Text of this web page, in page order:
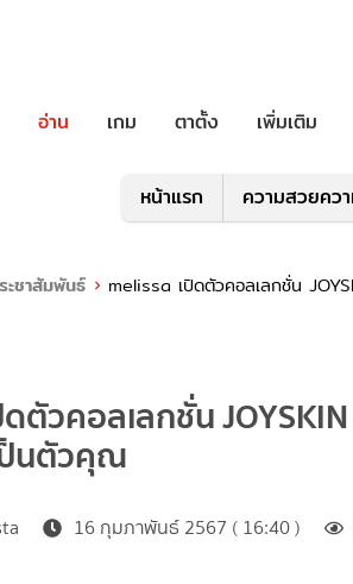
อ่าน เกม ตาตั้ง เพิ่มเติม
หน้าแรก ความสวยคว
ะชาสัมพันธ์ melissa เปิดตัวคอลเลกชั่น
ดตัวคอลเลกชั่น
ป็นตัวคุณ
16 กุมภาพันธ์ 2567 ( 16:40 )